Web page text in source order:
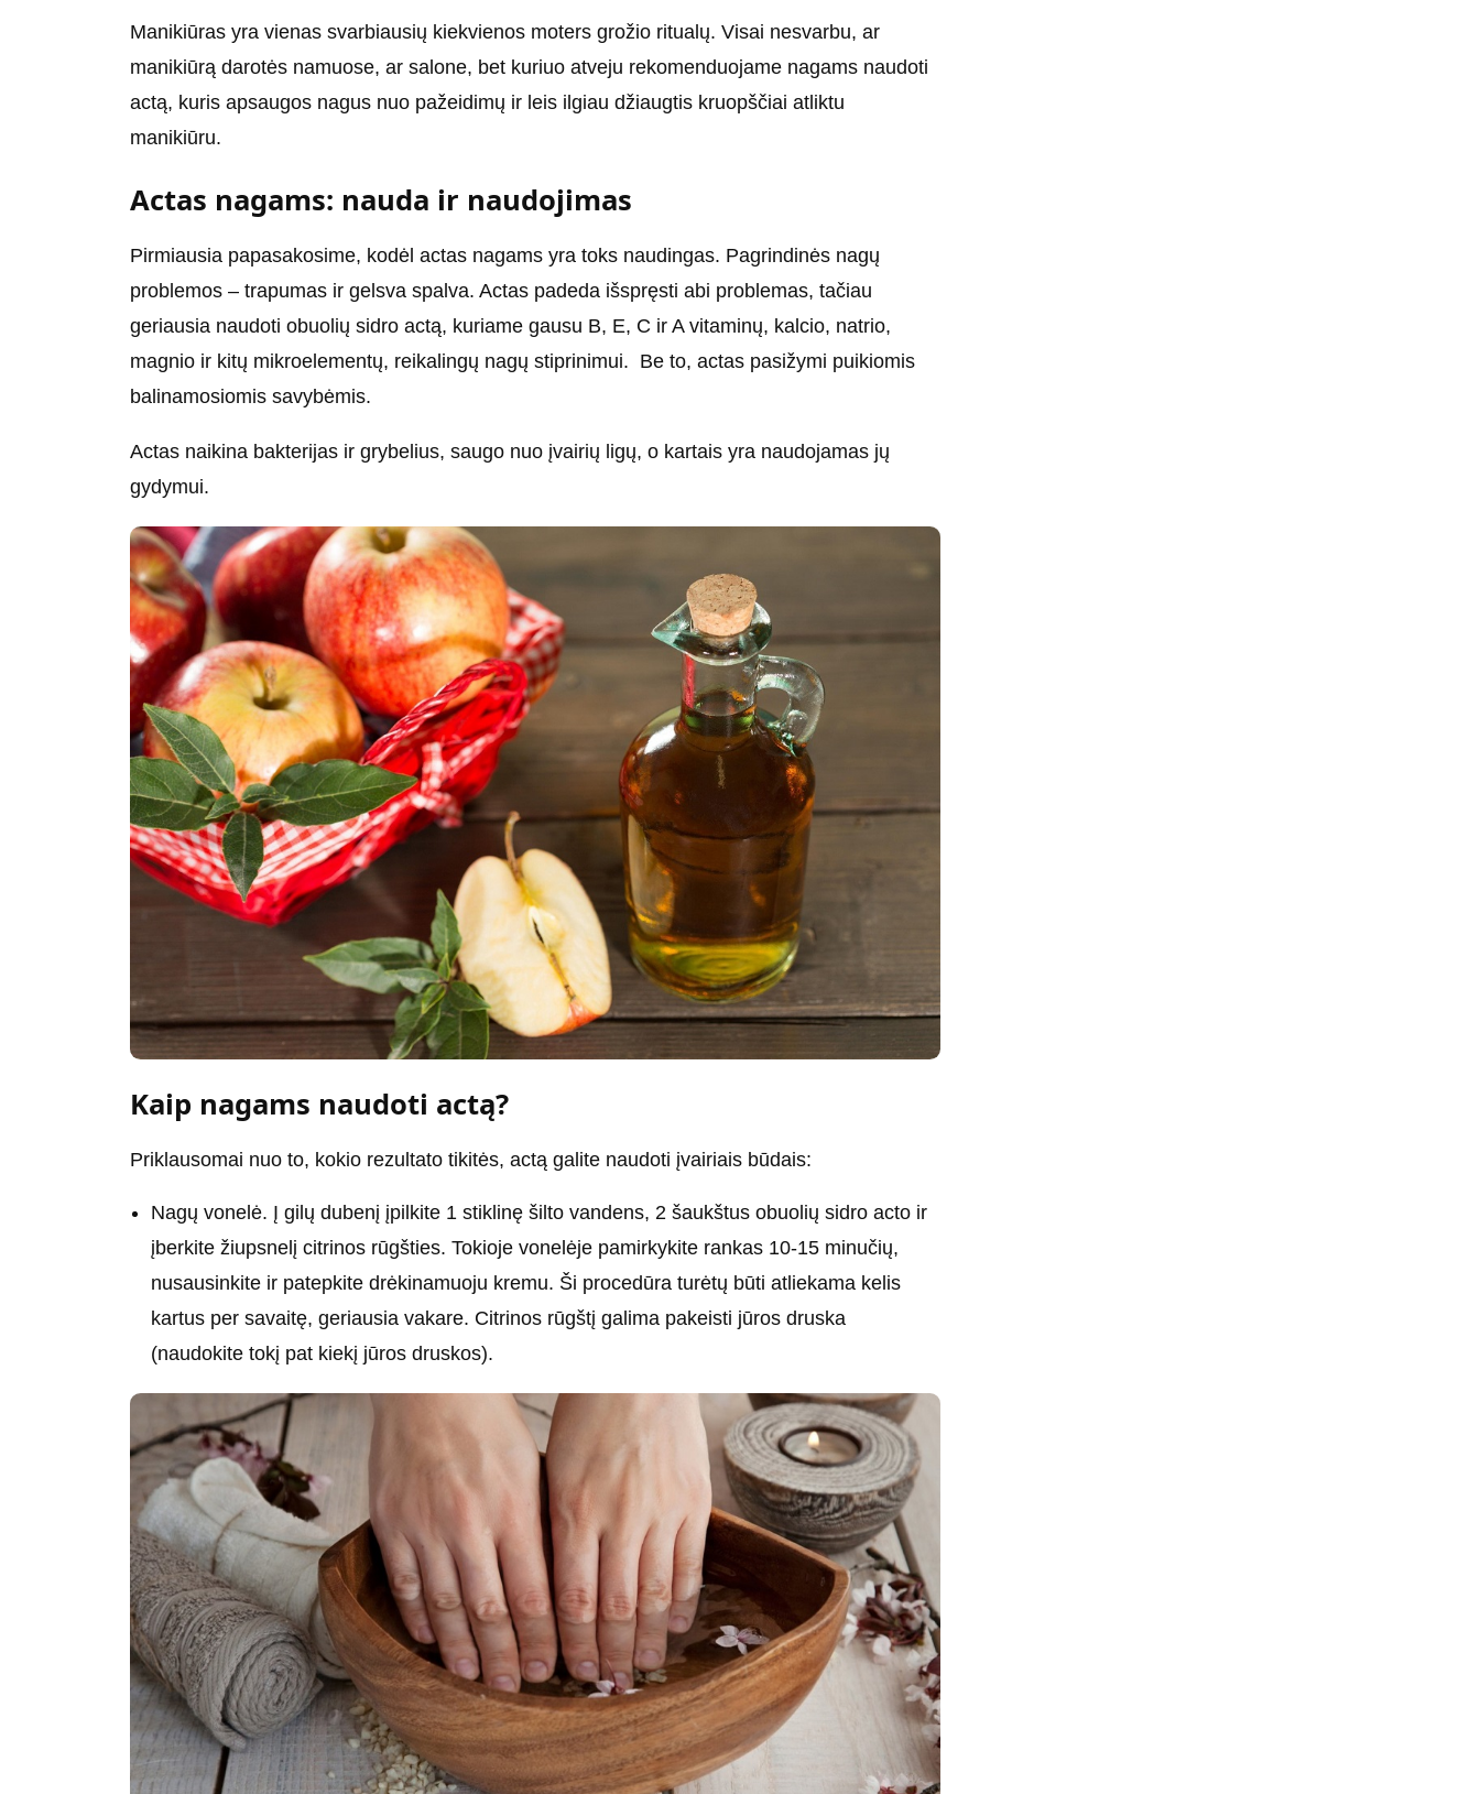
Manikiūras yra vienas svarbiausių kiekvienos moters grožio ritualų. Visai nesvarbu, ar
manikiūrą darotės namuose, ar salone, bet kuriuo atveju rekomenduojame nagams naudoti
actą, kuris apsaugos nagus nuo pažeidimų ir leis ilgiau džiaugtis kruopščiai atliktu
manikiūru.
Actas nagams: nauda ir naudojimas
Pirmiausia papasakosime, kodėl actas nagams yra toks naudingas. Pagrindinės nagų
problemos – trapumas ir gelsva spalva. Actas padeda išspręsti abi problemas, tačiau
geriausia naudoti obuolių sidro actą, kuriame gausu B, E, C ir A vitaminų, kalcio, natrio,
magnio ir kitų mikroelementų, reikalingų nagų stiprinimui. Be to, actas pasižymi puikiomis
balinamosiomis savybėmis.
Actas naikina bakterijas ir grybelius, saugo nuo įvairių ligų, o kartais yra naudojamas jų
gydymui.
Kaip nagams naudoti actą?
Priklausomai nuo to, kokio rezultato tikitės, actą galite naudoti įvairiais būdais:
Nagų vonelė. Į gilų dubenį įpilkite 1 stiklinę šilto vandens, 2 šaukštus obuolių sidro acto ir
įberkite žiupsnelį citrinos rūgšties. Tokioje vonelėje pamirkykite rankas 10-15 minučių,
nusausinkite ir patepkite drėkinamuoju kremu. Ši procedūra turėtų būti atliekama kelis
kartus per savaitę, geriausia vakare. Citrinos rūgštį galima pakeisti jūros druska
(naudokite tokį pat kiekį jūros druskos).